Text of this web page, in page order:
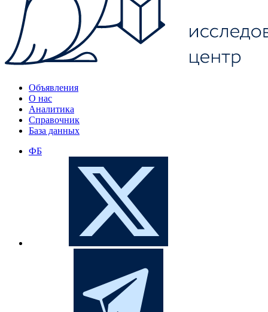
Объявления
О нас
Аналитика
Справочник
База данных
ФБ